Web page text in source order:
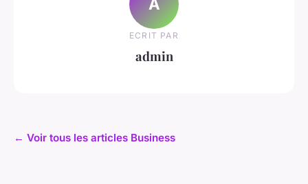
A
ECRIT PAR
admin
← Voir tous les articles Business